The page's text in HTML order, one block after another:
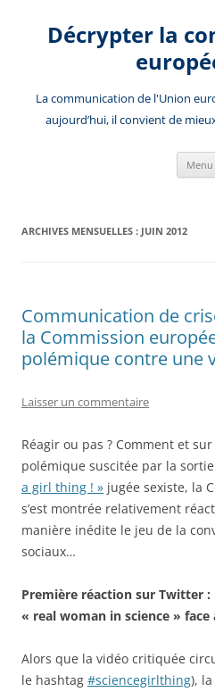
contenuDécrypter la
La communication de l'Union
aujourd’hui, il convient de
Menu
ARCHIVES MENSUELLES : JUIN 2012
Communication de
la Commission
polémique contre une
Laisser un commentaire
Réagir ou pas ? Comment et
polémique suscitée par la sortie
a girl thing ! » jugée sexiste, la
s’est montrée relativement
manière inédite le jeu de la
sociaux…
Première réaction sur Twitter :
« real woman in science »
Alors que la vidéo critiquée
le hashtag #sciencegirlthing),